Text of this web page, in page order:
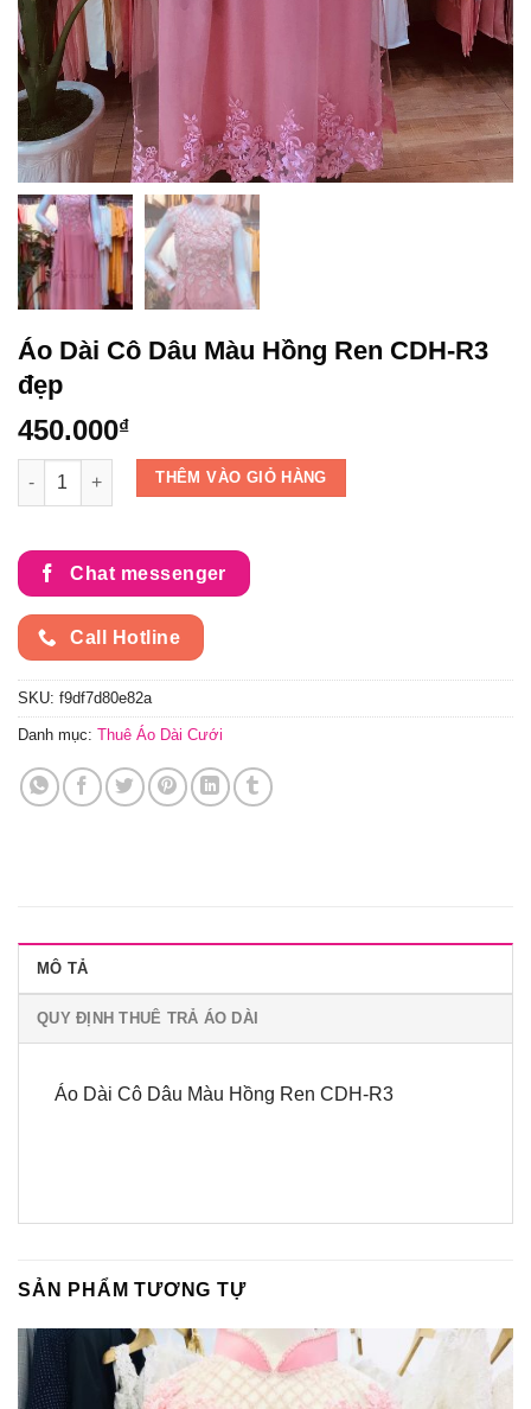
Áo Dài Cô Dâu Màu Hồng Ren CDH-R3
đẹp
450.000₫
Áo Dài Cô Dâu Màu Hồng Ren CDH-R3 đẹp số lượng
THÊM VÀO GIỎ HÀNG
Chat messenger
Call Hotline
SKU: f9df7d80e82a
Danh mục: Thuê Áo Dài Cưới
MÔ TẢ
QUY ĐỊNH THUÊ TRẢ ÁO DÀI
Áo Dài Cô Dâu Màu Hồng Ren CDH-R3
SẢN PHẨM TƯƠNG TỰ